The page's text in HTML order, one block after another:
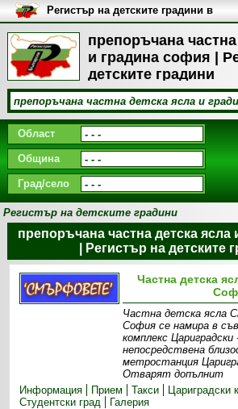
препоръчана
и градина софия |
детските градини
Регистър на детските градини в
България
Област
Община
Град/село
Регистър на детските градини
препоръчана частна детска
| Регистър на детските
Частна детска
Частна детска ясла
София се намира в
комплекс
непосредствена
метростанция
Отварят допълнит
Информация
Прием Такси Цариградски
Студентски град
Галерия